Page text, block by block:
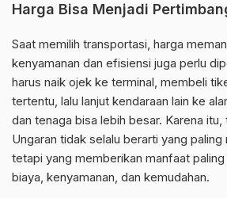
Harga Bisa Menjadi
Saat memilih transportasi, harga
kenyamanan dan efisiensi juga perlu
harus naik ojek ke terminal, membeli
tertentu, lalu lanjut kendaraan lain ke
dan tenaga bisa lebih besar. Karena itu,
Ungaran tidak selalu berarti yang paling
tetapi yang memberikan manfaat
biaya, kenyamanan, dan kemudahan.